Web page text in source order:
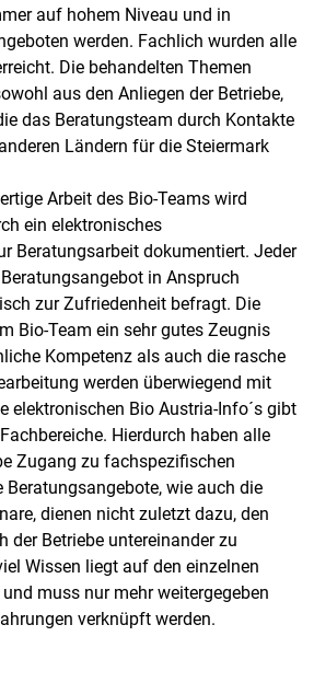
auf hohem Niveau und in
werden. Fachlich wurden alle
Die behandelten Themen
aus den Anliegen der Betriebe,
das Beratungsteam durch Kontakte
Ländern für die Steiermark
Arbeit des Bio-Teams wird
ein elektronisches
Beratungsarbeit dokumentiert. Jeder
in Anspruch
zur Zufriedenheit befragt. Die
Bio-Team ein sehr gutes Zeugnis
Kompetenz als auch die rasche
werden überwiegend mit
elektronischen Bio Austria-Info´s gibt
Hierdurch haben alle
Zugang zu fachspezifischen
wie auch die
dienen nicht zuletzt dazu, den
der Betriebe untereinander zu
Wissen liegt auf den einzelnen
muss nur mehr weitergegeben
verknüpft werden.